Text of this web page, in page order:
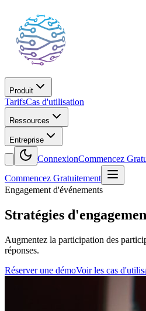
Produit
TarifsCas d'utilisation
Ressources
Entreprise
ConnexionCommencez
Commencez Gratuitement
Engagement d'événements
Stratégies
Augmentez la participation des
réponses.
Réserver une démoVoir les cas